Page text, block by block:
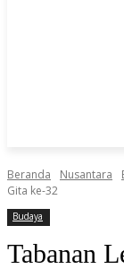
Beranda Nusantara
Gita ke-32
Budaya
Tabanan